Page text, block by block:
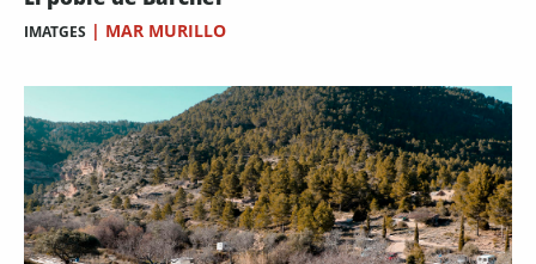
IMATGES | MAR MURILLO